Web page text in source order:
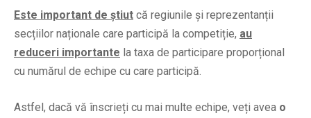
Este important de știut că regiunile și reprezentanții
secțiilor naționale care participă la competiție, au
reduceri importante la taxa de participare proporțional
cu numărul de echipe cu care participă.
Astfel, dacă vă înscrieți cu mai multe echipe, veți avea o